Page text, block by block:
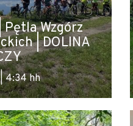
Pętla Wzgórz
| DOLINA
4:34 hh